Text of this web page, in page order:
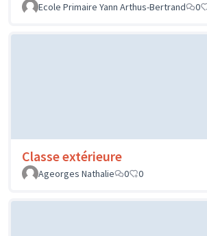
Ecole Primaire Yann Arthus-Bertrand
0
Classe extérieure
Ageorges Nathalie
0 0